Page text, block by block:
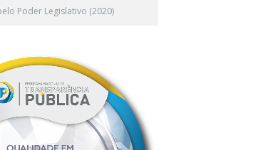
Poder Legislativo (2020)